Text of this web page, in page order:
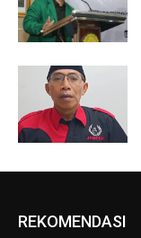
REKOMENDASI